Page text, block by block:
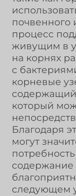
почвенного
процесс
живущим в
на корнях
с
корневые
который
Благодаря
могут
содержание
следующем